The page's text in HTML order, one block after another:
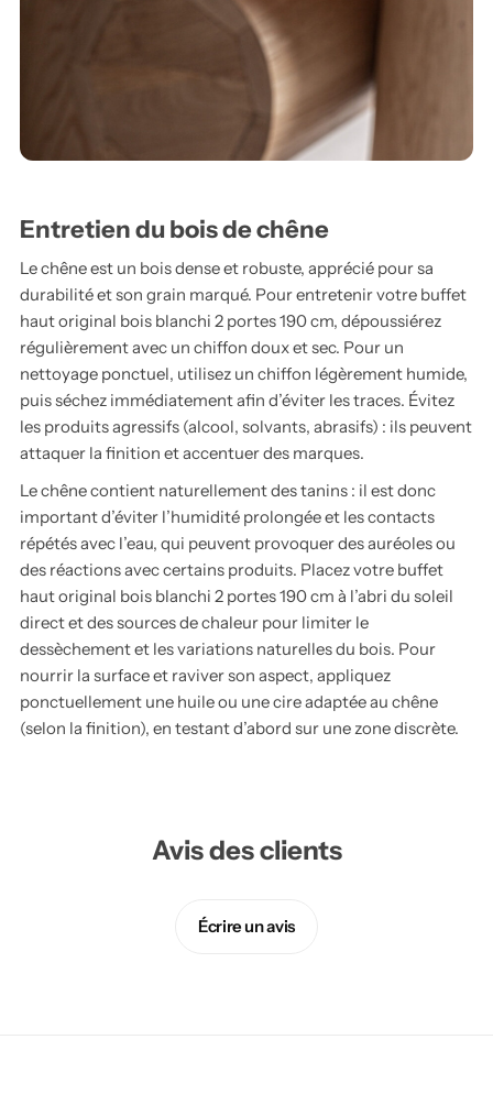
Entretien du bois de chêne
Le chêne est un bois dense et robuste, apprécié pour sa
durabilité et son grain marqué. Pour entretenir votre buffet
haut original bois blanchi 2 portes 190 cm, dépoussiérez
régulièrement avec un chiffon doux et sec. Pour un
nettoyage ponctuel, utilisez un chiffon légèrement humide,
puis séchez immédiatement afin d’éviter les traces. Évitez
les produits agressifs (alcool, solvants, abrasifs) : ils peuvent
attaquer la finition et accentuer des marques.
Le chêne contient naturellement des tanins : il est donc
important d’éviter l’humidité prolongée et les contacts
répétés avec l’eau, qui peuvent provoquer des auréoles ou
des réactions avec certains produits. Placez votre buffet
haut original bois blanchi 2 portes 190 cm à l’abri du soleil
direct et des sources de chaleur pour limiter le
dessèchement et les variations naturelles du bois. Pour
nourrir la surface et raviver son aspect, appliquez
ponctuellement une huile ou une cire adaptée au chêne
(selon la finition), en testant d’abord sur une zone discrète.
Avis des clients
Écrire un avis